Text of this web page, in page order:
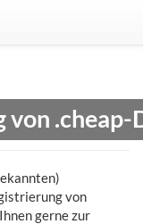
von .cheap-
von
gerne zur